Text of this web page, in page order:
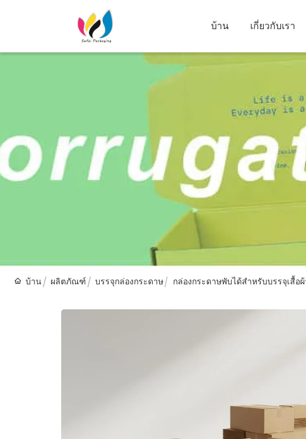
บ้าน เกี่ยวกับเรา
บ้าน ผลิตภัณฑ์ บรรจุกล่องกระดาษ กล่องกระดาษพับได้สำหรับบรรจุเสื้อ